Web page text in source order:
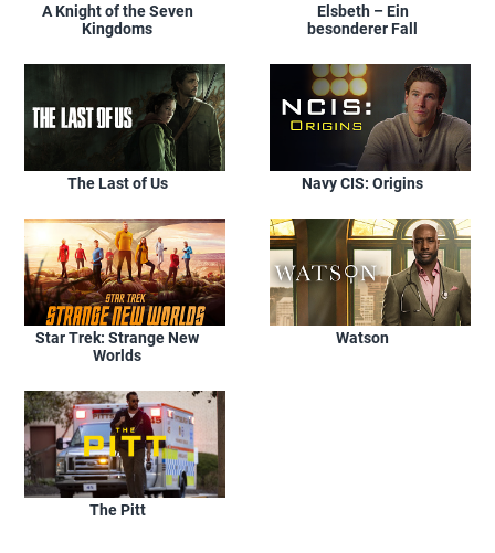
A Knight of the Seven
Kingdoms
Elsbeth – Ein
besonderer Fall
The Last of Us Navy CIS: Origins
Star Trek: Strange New
Worlds
Watson
The Pitt